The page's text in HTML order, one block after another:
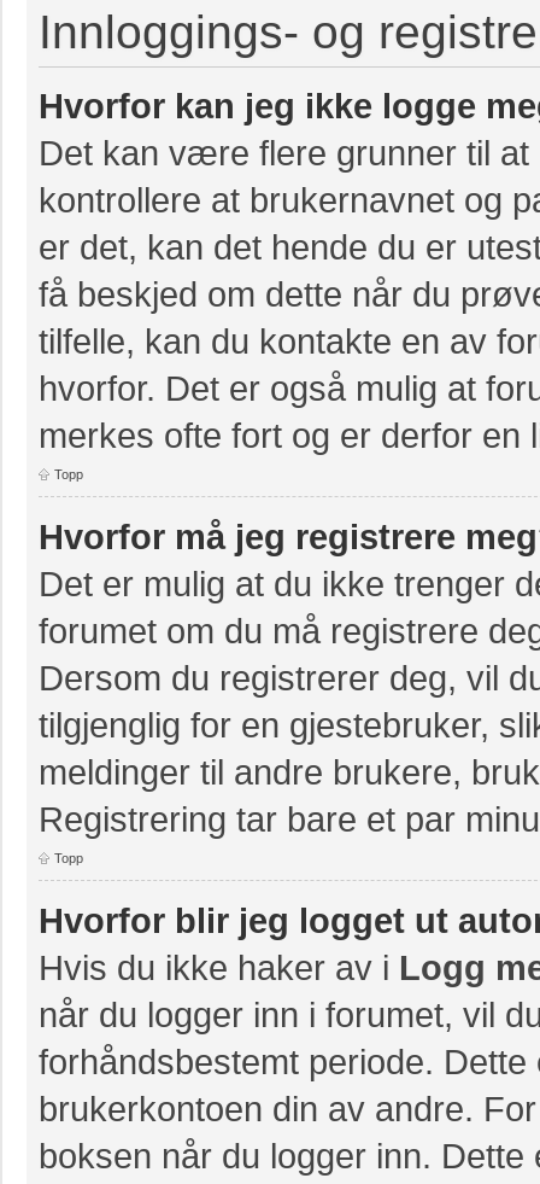
Innloggings- og
Hvorfor kan jeg ikke logge
Det kan være flere grunner til
kontrollere at brukernavnet og
er det, kan det hende du er
få beskjed om dette når du
tilfelle, kan du kontakte en av
hvorfor. Det er også mulig at
merkes ofte fort og er derfor en
Topp
Hvorfor må jeg registrere
Det er mulig at du ikke trenger
forumet om du må registrere
Dersom du registrerer deg, vil
tilgjenglig for en gjestebruker,
meldinger til andre brukere,
Registrering tar bare et par
Topp
Hvorfor blir jeg logget ut
Hvis du ikke haker av i Logg
når du logger inn i forumet, vil
forhåndsbestemt periode.
brukerkontoen din av andre.
boksen når du logger inn.